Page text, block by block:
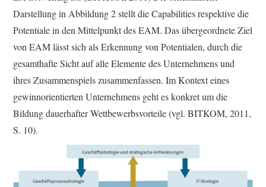
Darstellung in Abbildung 2 stellt die Capabilities respektive die
Potentiale in den Mittelpunkt des EAM. Das übergeordnete Ziel
von EAM lässt sich als Erkennung von Potentialen, durch die
gesamthafte Sicht auf alle Elemente des Unternehmens und
ihres Zusammenspiels zusammenfassen. Im Kontext eines
gewinnorientierten Unternehmens geht es konkret um die
Bildung dauerhafter Wettbewerbsvorteile (vgl. BITKOM, 2011,
S. 10).